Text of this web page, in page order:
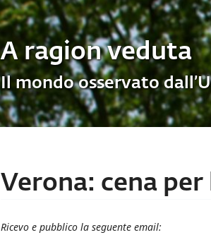
A ragion veduta
Il mondo osservato
Verona: cena per
Ricevo e pubblico la seguente email: